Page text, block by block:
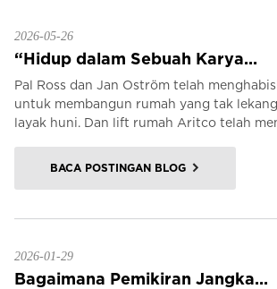
2026-05-26
“Hidup dalam Sebuah Karya...
Pal Ross dan Jan Oström telah
untuk membangun rumah yang tak
layak huni. Dan lift rumah Aritco telah
BACA POSTINGAN BLOG
2026-01-29
Bagaimana Pemikiran Jangka...